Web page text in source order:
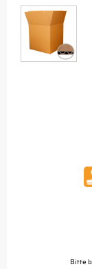
Bitte